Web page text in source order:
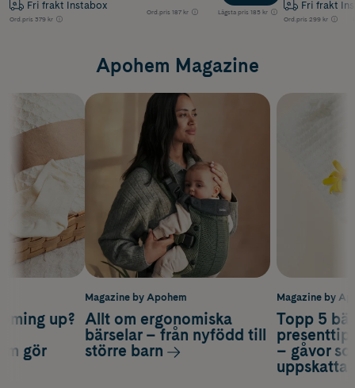
Fri frakt Instabox
Ord.pris 379 kr
Ord.pris 187 kr Lägsta pris 185 kr
Fri frakt
Ord.pris 299 kr
Apohem Magazine
Magazine by
Topp 5
– gåvor
up?
gör
Magazine by Apohem
Allt om ergonomiska
bärselar – från nyfödd till
större barn